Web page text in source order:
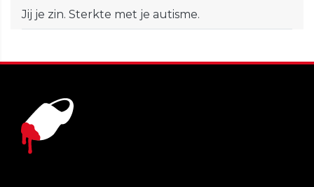
Jij je zin. Sterkte met je autisme.